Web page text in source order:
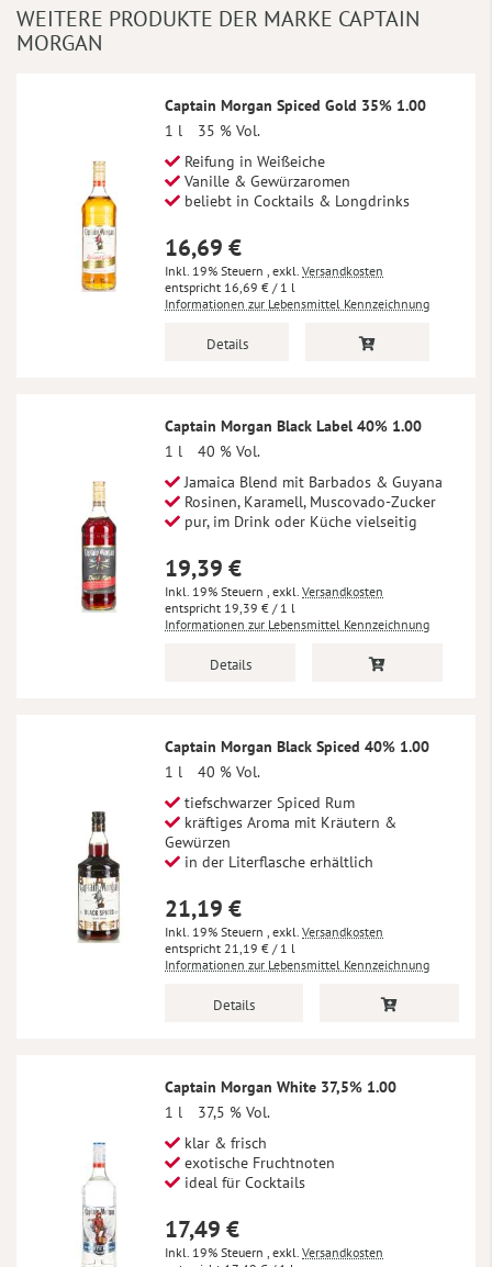
WEITERE PRODUKTE DER MARKE CAPTAIN
MORGAN
Captain Morgan Spiced Gold 35% 1.00
1 l
35 % Vol.
Reifung in Weißeiche
Vanille & Gewürzaromen
beliebt in Cocktails & Longdrinks
16,69 €
Inkl. 19% Steuern , exkl. Versandkosten
16,69 € / 1 l
Informationen zur Lebensmittel Kennzeichnung
Details
Captain Morgan Black Label 40% 1.00
1 l
40 % Vol.
Jamaica Blend mit Barbados & Guyana
Rosinen, Karamell, Muscovado-Zucker
pur, im Drink oder Küche vielseitig
19,39 €
Inkl. 19% Steuern , exkl. Versandkosten
19,39 € / 1 l
Informationen zur Lebensmittel Kennzeichnung
Details
Captain Morgan Black Spiced 40% 1.00
1 l
40 % Vol.
tiefschwarzer Spiced Rum
kräftiges Aroma mit Kräutern &
Gewürzen
in der Literflasche erhältlich
21,19 €
Inkl. 19% Steuern , exkl. Versandkosten
21,19 € / 1 l
Informationen zur Lebensmittel Kennzeichnung
Details
Captain Morgan White 37,5% 1.00
1 l
37,5 % Vol.
klar & frisch
exotische Fruchtnoten
ideal für Cocktails
17,49 €
Inkl. 19% Steuern , exkl. Versandkosten